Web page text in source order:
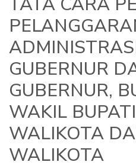
GUBERNUR
GUBERNUR,
WAKIL
WALIKOTA
WALIKOTA